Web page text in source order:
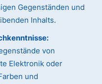
Gegenständen und
Inhalts.
von
Elektronik oder
und